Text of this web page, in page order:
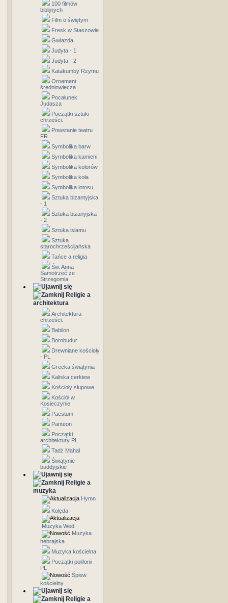
100 filmów
biblijnych
Film o świętym
Fresk w Staszowie
Gwiazda
Judyta - 1
Judyta - 2
Katakumby Rzymu
Ornament
średniowiecza
Pocałunek
Judasza
Początki sztuki
chrześci.
Powstanie teatru
FR
Symbolika barw
Symbolika kamieni
Symbolika kolorów
Symbolika koła
Symbolika lotosu
Sztuka bizantyjska
- 1
Sztuka bizanyjska
- 2
Sztuka islamu
Sztuka
starochrześcijańska
Tańce a religia
Św. Anna
Samotrzeć ze
Strzegomia
Religie a
architektura
Architektura
chrześci.
Babilon
Borobudur
Drewniane kościoły
- PL
Grecka świątynia
Kaliska cerkiew
Kościoły słupowe
Kościół w
Kosieczynie
Paestum
Panteon
Początki
architektury PL
Tadż Mahal
Świątynie
buddyjskie
Religie a
muzyka
Hymn
Kolęda
Muzyka Wed
Muzyka
hebrajska
Muzyka kościelna
Początki polifonii
PL
Śpiew
kościelny
Religie a